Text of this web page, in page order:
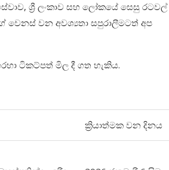
ශ්‍රී ලංකාව සහ ලෝකයේ සෙසු රටවල්
වෙනස් වන අවශ්‍යතා සපුරාලීමටත් අප
ටිකට්පත් මිල දී ගත හැකිය.
ක්‍රියාත්මක වන දිනය